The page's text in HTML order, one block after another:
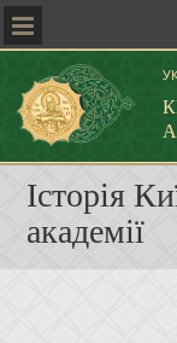
Історія
академії